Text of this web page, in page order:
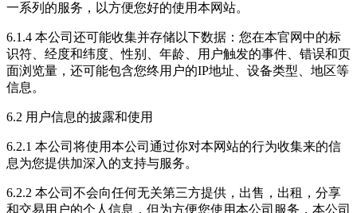
一系列的服务，以方便您好的使用本网站。
6.1.4 本公司还可能收集并存储以下数据：您在本官网中的标
识符、经度和纬度、性别、年龄、用户触发的事件、错误和页
面浏览量，还可能包含您终用户的IP地址、设备类型、地区等
信息。
6.2 用户信息的披露和使用
6.2.1 本公司将使用本公司通过你对本网站的行为收集来的信
息为您提供加深入的支持与服务。
6.2.2 本公司不会向任何无关第三方提供，出售，出租，分享
和交易用户的个人信息，但为方便您使用本公司服务，本公司